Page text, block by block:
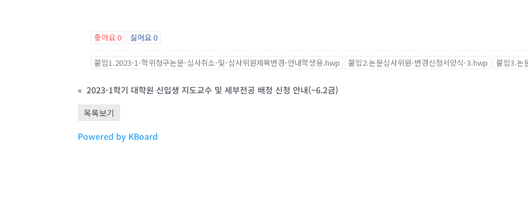
좋아요0 싫어요0
붙임1.2023-1-학위청구논문-심사취소-및-심사위원제목변경-안내학생용.hwp 붙임2.논문심사위원-변경신청서양식-3.hwp 붙임3.논
« 2023-1학기 대학원 신입생 지도교수 및 세부전공 배정 신청 안내(~6.2금)
목록보기
Powered by KBoard